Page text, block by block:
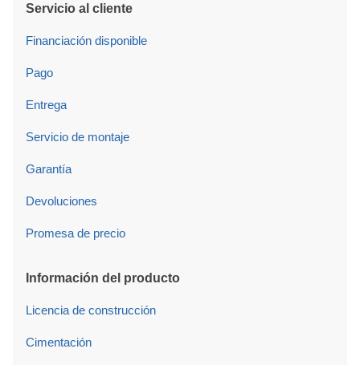
Servicio al cliente
Financiación disponible
Pago
Entrega
Servicio de montaje
Garantía
Devoluciones
Promesa de precio
Información del producto
Licencia de construcción
Cimentación